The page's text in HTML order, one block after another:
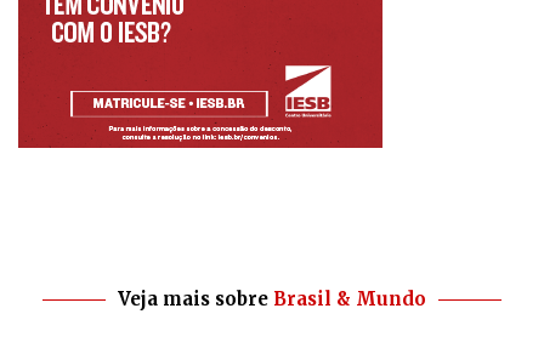
Veja mais sobre Brasil & Mundo